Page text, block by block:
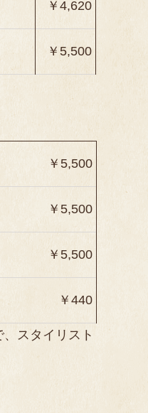
￥4,620
￥5,500
￥5,500
￥5,500
￥5,500
￥440
スタイリスト